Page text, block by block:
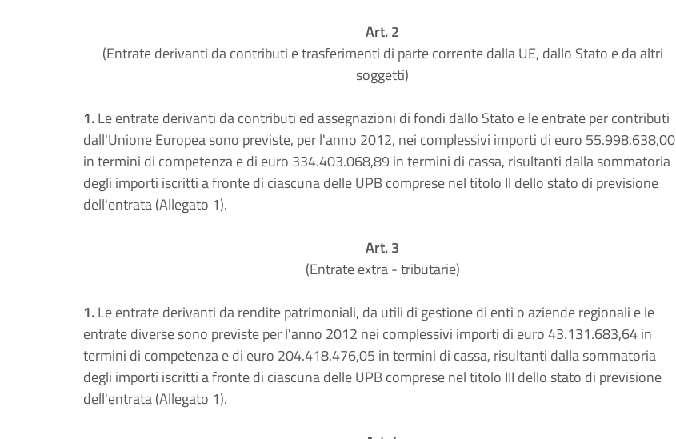
Art. 2
(Entrate derivanti da contributi e trasferimenti di parte corrente dalla UE, dallo Stato e da altri
soggetti)
1.Le entrate derivanti da contributi ed assegnazioni di fondi dallo Stato e le entrate per contributi
dall'Unione Europea sono previste, per l'anno 2012, nei complessivi importi di euro 55.998.638,00
in termini di competenza e di euro 334.403.068,89 in termini di cassa, risultanti dalla sommatoria
degli importi iscritti a fronte di ciascuna delle UPB comprese nel titolo Il dello stato di previsione
dell'entrata (Allegato 1).
Art. 3
(Entrate extra - tributarie)
1.Le entrate derivanti da rendite patrimoniali, da utili di gestione di enti o aziende regionali e le
entrate diverse sono previste per l'anno 2012 nei complessivi importi di euro 43.131.683,64 in
termini di competenza e di euro 204.418.476,05 in termini di cassa, risultanti dalla sommatoria
degli importi iscritti a fronte di ciascuna delle UPB comprese nel titolo III dello stato di previsione
dell'entrata (Allegato 1).